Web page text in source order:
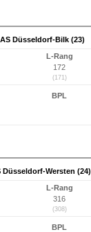
Düsseldorf-Bilk (23)
L-Rang
172
(171)
BPL
Wersten (24)
L-Rang
316
(308)
BPL